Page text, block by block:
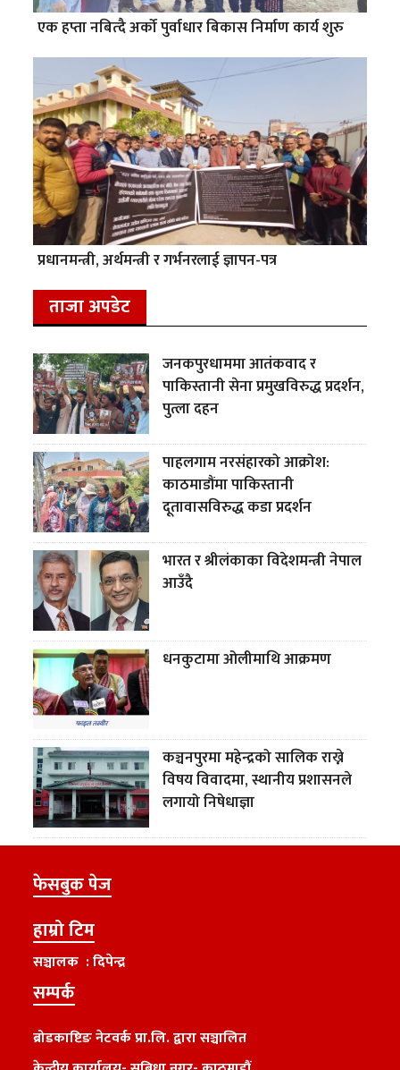
एक हप्ता नबित्दै अर्को पुर्वाधार बिकास निर्माण कार्य शुरु
प्रधानमन्त्री, अर्थमन्त्री र गर्भनरलाई ज्ञापन-पत्र
ताजा अपडेट
जनकपुरधाममा आतंकवाद र
पाकिस्तानी सेना प्रमुखविरुद्ध प्रदर्शन,
पुत्ला दहन
पाहलगाम नरसंहारको आक्रोश:
काठमाडौंमा पाकिस्तानी
दूतावासविरुद्ध कडा प्रदर्शन
भारत र श्रीलंकाका विदेशमन्त्री नेपाल
आउँदै
धनकुटामा ओलीमाथि आक्रमण
कञ्चनपुरमा महेन्द्रको सालिक राख्ने
विषय विवादमा, स्थानीय प्रशासनले
लगायो निषेधाज्ञा
फेसबुक पेज
हाम्रो टिम
सञ्चालक : दिपेन्द्र
सम्पर्क
ब्रोडकाष्टिङ नेटवर्क प्रा.लि. द्वारा सञ्चालित